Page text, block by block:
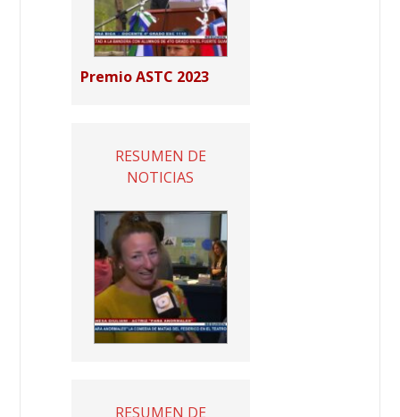
Premio ASTC 2023
RESUMEN DE
NOTICIAS
RESUMEN DE